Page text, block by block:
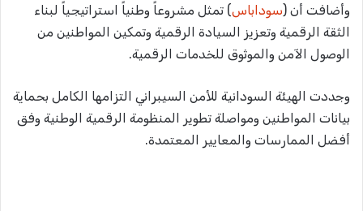
وأضافت أن (سوداباس) تمثل مشروعاً وطنياً استراتيجياً لبناء
الثقة الرقمية وتعزيز السيادة الرقمية وتمكين المواطنين من
الوصول الآمن والموثوق للخدمات الرقمية.
وجددت الهيئة السودانية للأمن السيبراني التزامها الكامل بحماية
بيانات المواطنين ومواصلة تطوير المنظومة الرقمية الوطنية وفق
أفضل الممارسات والمعايير المعتمدة.